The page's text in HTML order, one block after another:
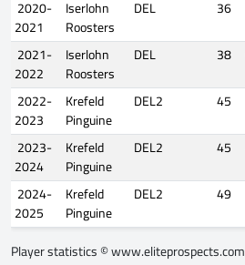
2020-
2021
Iserlohn
Roosters
DEL 36
2021-
2022
Iserlohn
Roosters
DEL 38
2022-
2023
Krefeld
Pinguine
DEL2 45
2023-
2024
Krefeld
Pinguine
DEL2 45
2024-
2025
Krefeld
Pinguine
DEL2 49
Player statistics ©www.eliteprospects.com